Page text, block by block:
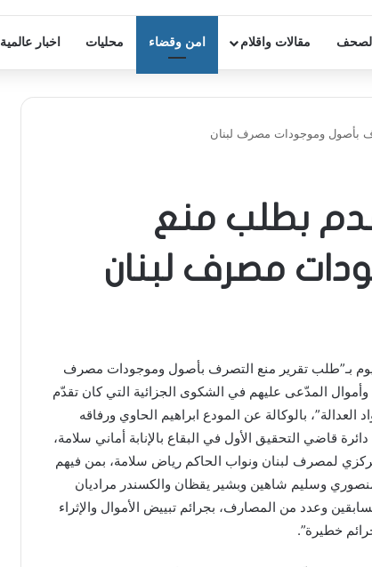
مقالات واقلام امن وقضاء محليات اخبار عالمية
بأصول وموجودات مصرف لبنان
بطلب منع
مصرف لبنان
بـ”طلب تقرير منع التصرف بأصول وموجودات مصرف
وأموال المدّعى عليهم في الشكوى الجزائية التي كان تقدّم
العدالة”، بالوكالة عن المودع ابراهيم الحاوي ورفاقه
برقم 2022/92 لدى دائرة قاضي التحقيق الأول في البقاع بالإنابة أماني سلامة،
لمصرف لبنان ونواب الحاكم رياض سلامة، بمن فيهم
منصوري وسليم شاهين وبشير يقظان والكسندر مراديان
وعدد من المصارف، بجرائم تبييض الأموال والإثراء
خطيرة”.